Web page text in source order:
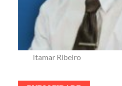
Itamar Ribeiro